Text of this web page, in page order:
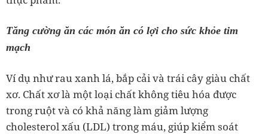
Tăng cường ăn các món ăn có lợi cho sức khỏe tim
mạch
Ví dụ như rau xanh lá, bắp cải và trái cây giàu chất
xơ. Chất xơ là một loại chất không tiêu hóa được
trong ruột và có khả năng làm giảm lượng
cholesterol xấu (LDL) trong máu, giúp kiểm soát